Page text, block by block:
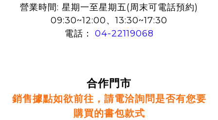
營業時間: 星期一至星期五(周末可電話預約)
09:30~12:00、13:30~17:30
電話：
04-22119068
合作門市
銷售據點如欲前往，請電洽詢問是否有您要
購買的書包款式